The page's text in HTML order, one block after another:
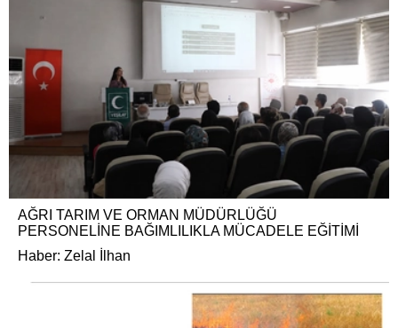
AĞRI TARIM VE ORMAN MÜDÜRLÜĞÜ
PERSONELİNE BAĞIMLILIKLA MÜCADELE EĞİTİMİ
Haber: Zelal İlhan